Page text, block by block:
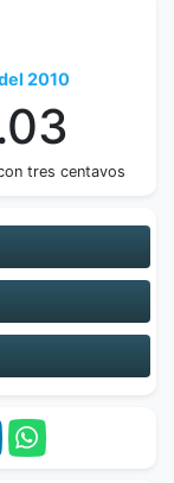
2010
tres centavos